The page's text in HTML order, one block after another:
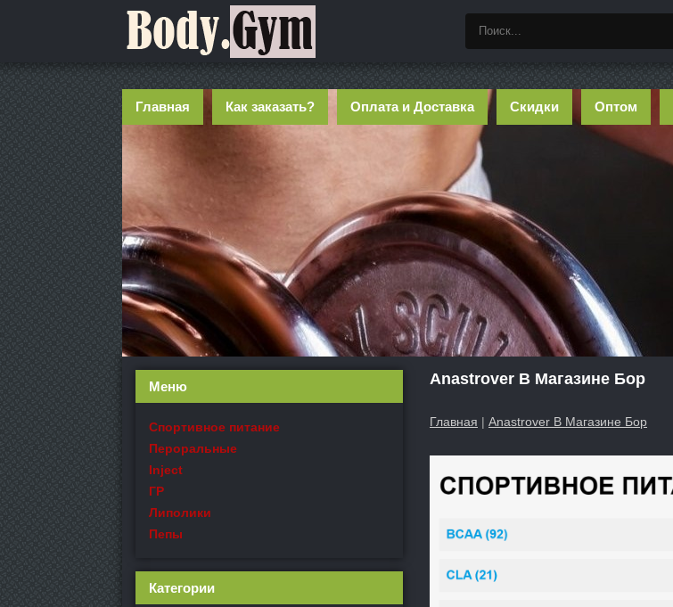
Главная Как заказать? Оплата и Доставка Скидки Оптом
Anastrover В Магазине Бор
Главная | Anastrover В Магазине Бор
Меню
Спортивное питание
Пероральные
Inject
ГР
Липолики
Пепы
Категории